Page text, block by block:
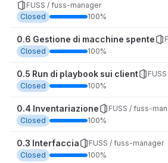
FUSS / fuss-manager
Closed
100%
0.6 Gestione di macchine spente
Closed
100%
0.5 Run di playbook sui client
Closed
100%
0.4 Inventariazione
FUSS / fuss-
Closed
100%
0.3 Interfaccia
FUSS / fuss-manager
Closed
100%